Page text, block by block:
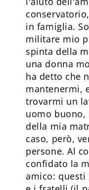
in famiglia.
militare mio
spinta della
una donna
ha detto che
mantenermi,
trovarmi un
uomo buono,
della mia
caso, però,
persone. Al
confidato la
amico: questi